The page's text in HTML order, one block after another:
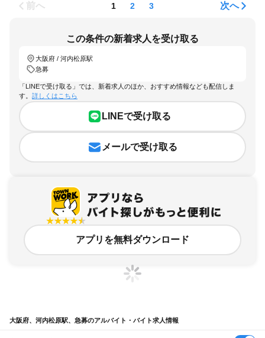
前へ 1 2 3 次へ
この条件の新着求人を受け取る
大阪府 / 河内松原駅
急募
「LINEで受け取る」では、新着求人のほか、おすすめ情報なども配信しま
す。 詳しくはこちら
LINEで受け取る
メールで受け取る
アプリを無料ダウンロード
大阪府、河内松原駅、急募のアルバイト・バイト求人情報